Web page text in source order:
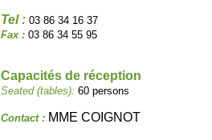
Tel : 03 86 34 16 37
Fax : 03 86 34 55 95
Capacités de réception
Seated (tables): 60 persons
Contact : MME COIGNOT